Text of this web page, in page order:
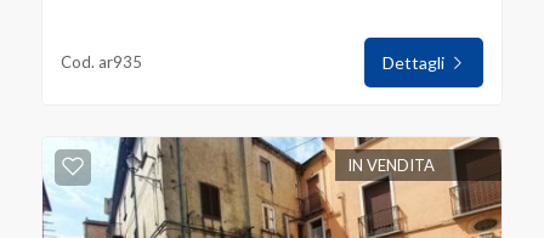
Cod. ar935 Dettagli
IN VENDITA